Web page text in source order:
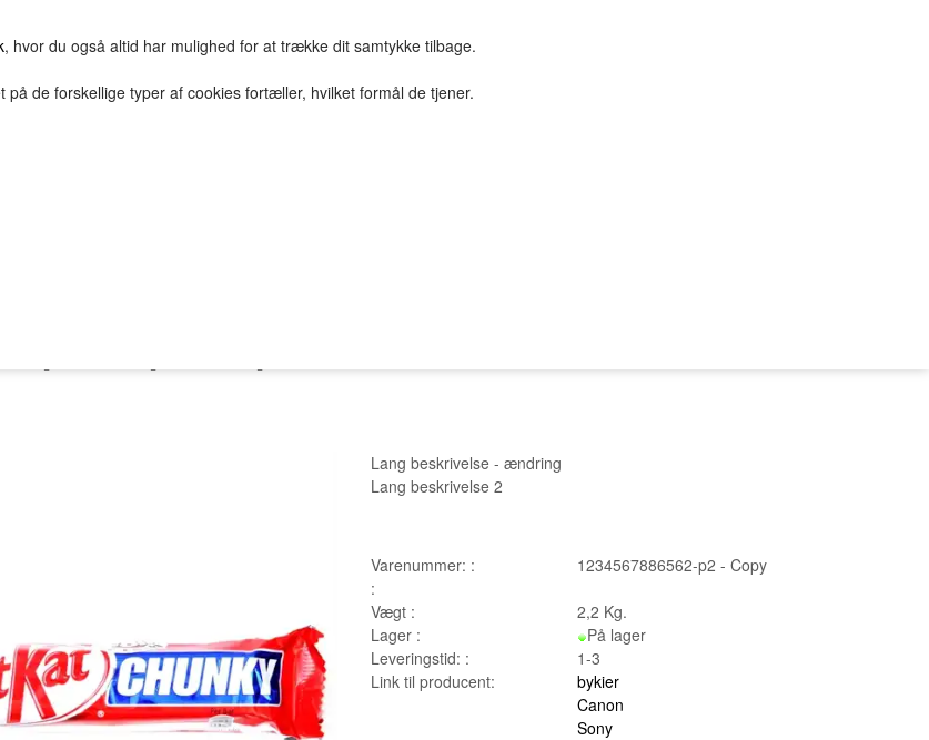
, hvor du også altid har mulighed for at trække dit samtykke tilbage.
de forskellige typer af cookies fortæller, hvilket formål de tjener.
TEST GRUPPE TESTNAVN TILBUD & STUFF
plus3-plus2-p2
Lang beskrivelse - ændring
Lang beskrivelse 2
Varenummer: :
1234567886562-p2 - Copy
:
Vægt :
2,2 Kg.
Lager :
På lager
Leveringstid: :
1-3
Link til producent:
bykier
Canon
Sony